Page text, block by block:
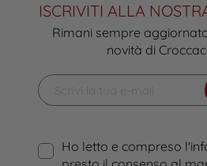
ISCRIVITI ALLA
Rimani sempre
novità di
Ho letto e compreso